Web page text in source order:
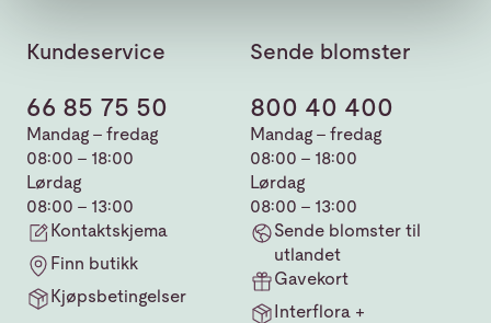
Kundeservice
66 85 75 50
Mandag - fredag
08:00 - 18:00
Lørdag
08:00 - 13:00
Kontaktskjema
Finn butikk
Kjøpsbetingelser
Sende blomster
800 40 400
Mandag - fredag
08:00 - 18:00
Lørdag
08:00 - 13:00
Sende blomster til
utlandet
Gavekort
Interflora +